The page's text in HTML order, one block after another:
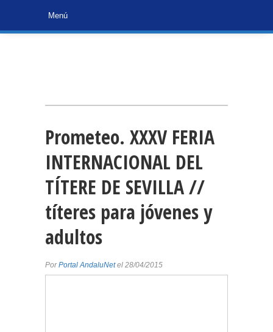
Prometeo. XXXV FERIA
INTERNACIONAL DEL
TÍTERE DE SEVILLA //
títeres para jóvenes y
adultos
PorPortal AndaluNetel 28/04/2015